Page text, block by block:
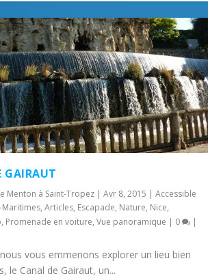
GAIRAUT
Menton à Saint-Tropez |Avr 8, 2015 |Accessible
Maritimes,Articles, Escapade, Nature, Nice,
, Promenade en voiture,Vue panoramique | 0 |
vous emmenons explorer un lieu bien
le Canal de Gairaut, un...